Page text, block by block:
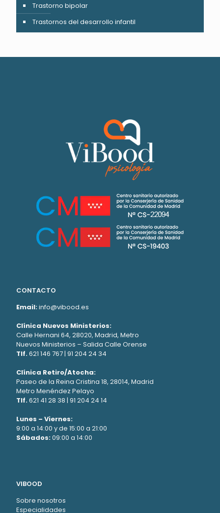
Trastorno bipolar
Trastornos del desarrollo infantil
CONTACTO
Email:info@vibood.es
Clínica Nuevos Ministerios:
Calle Hernani 64, 28020, Madrid, Metro
Nuevos Ministerios – Salida Calle Orense
Tlf.621 146 767| 91 204 24 34
Clínica Retiro/Atocha:
Paseo de la Reina Cristina 18, 28014, Madrid
Metro Menéndez Pelayo
Tlf.621 41 28 38 | 91 204 24 14
Lunes – Viernes:
9:00 a 14:00 y de 15:00 a 21:00
Sábados:09:00 a 14:00
VIBOOD
Sobre nosotros
Especialidades